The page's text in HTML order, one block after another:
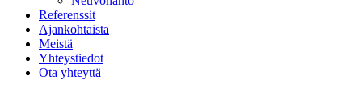
Referenssit
Ajankohtaista
Meistä
Yhteystiedot
Ota yhteyttä